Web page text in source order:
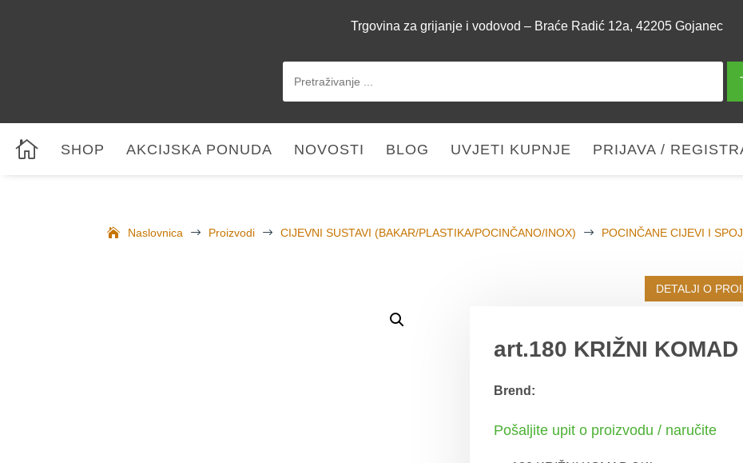
Trgovina za grijanje i vodovod – Braće Radić 12a, 42205 Gojanec
 SHOP AKCIJSKA PONUDA NOVOSTI BLOG UVJETI KUPNJE PRIJAVA /
Naslovnica $ Proizvodi $ CIJEVNI SUSTAVI (BAKAR/PLASTIKA/POCINČANO/INOX) $ POCINČANE CIJEVI I
DETALJI O
art.180 KRIŽNI KOMAD
Brend:
Pošaljite upit o proizvodu / naručite